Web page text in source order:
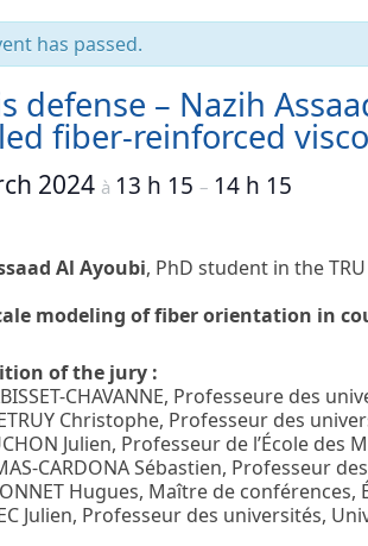
has passed.
defense – Nazih
fiber-reinforced
2024 à 13 h 15 – 14 h 15
Al Ayoubi, PhD student in the
modeling of fiber orientation in
of the jury :
CHAVANNE, Professeure des
Christophe, Professeur des
Julien, Professeur de l’École
CARDONA Sébastien, Professeur
Hugues, Maître de conférences,
Julien, Professeur des universités,